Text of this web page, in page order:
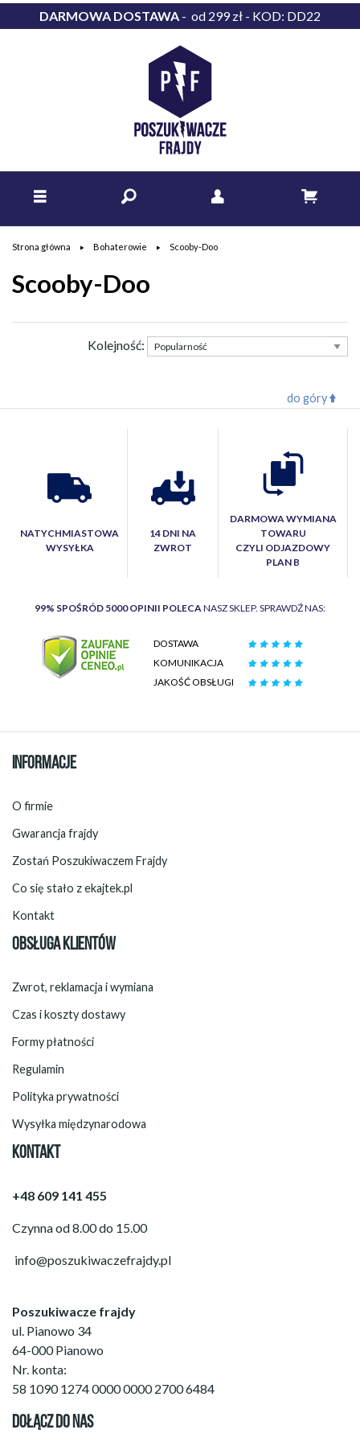
DARMOWA DOSTAWA - od 299 zł - KOD: DD22
Strona główna Bohaterowie Scooby-Doo
Scooby-Doo
Kolejność:
do góry
NATYCHMIASTOWA
WYSYŁKA
14 DNI NA
ZWROT
DARMOWA WYMIANA
TOWARU
CZYLI ODJAZDOWY
PLAN B
99% SPOŚRÓD 5000 OPINII POLECANASZ SKLEP. SPRAWDŹ NAS:
DOSTAWA
KOMUNIKACJA
JAKOŚĆ OBSŁUGI
INFORMACJE
O firmie
Gwarancja frajdy
Zostań Poszukiwaczem Frajdy
Co się stało z ekajtek.pl
Kontakt
OBSŁUGA KLIENTÓW
Zwrot, reklamacja i wymiana
Czas i koszty dostawy
Formy płatności
Regulamin
Polityka prywatności
Wysyłka międzynarodowa
KONTAKT
+48 609 141 455
Czynna od 8.00 do 15.00
info@poszukiwaczefrajdy.pl
Poszukiwacze frajdy
ul. Pianowo 34
64-000 Pianowo
Nr. konta:
58 1090 1274 0000 0000 2700 6484
DOŁĄCZ DO NAS